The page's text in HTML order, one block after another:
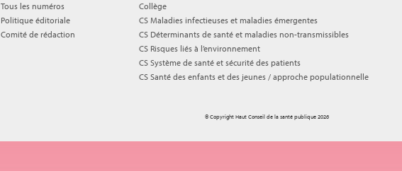
Collège
CS Maladies infectieuses et maladies émergentes
CS Déterminants de santé et maladies non-transmissibles
CS Risques liés à l’environnement
CS Système de santé et sécurité des patients
CS Santé des enfants et des jeunes / approche populationnelle
Tous les numéros
Politique éditoriale
Comité de rédaction
© Copyright Haut Conseil de la santé publique 2026